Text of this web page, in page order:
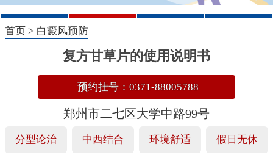
1 2 3 4
首页 > 白癜风预防
复方甘草片的使用说明书
预约挂号：0371-88005788
郑州市二七区大学中路99号
分型论治 中西结合 环境舒适 假日无休